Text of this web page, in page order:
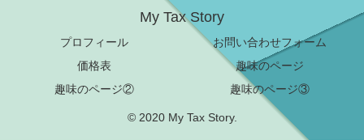
My Tax Story
プロフィール
お問い合わせフォーム
価格表
趣味のページ
趣味のページ②
趣味のページ③
© 2020 My Tax Story.